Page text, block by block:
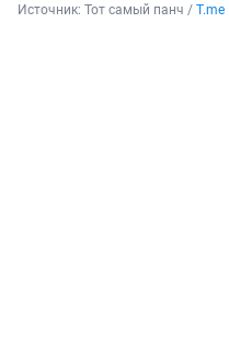
Источник: Тот самый панч / T.me